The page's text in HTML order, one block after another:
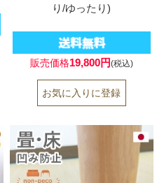
り/ゆったり)
販売価格19,800円(税込)